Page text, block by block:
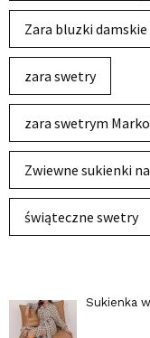
Zara bluzki damskie
zara swetry
zara swetrym
Zwiewne sukienki
świąteczne swetry
Sukienka